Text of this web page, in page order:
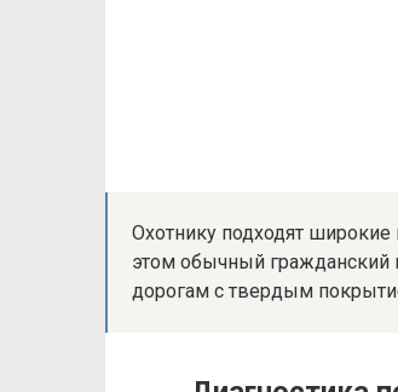
Охотнику подходят
этом обычный
дорогам с твердым